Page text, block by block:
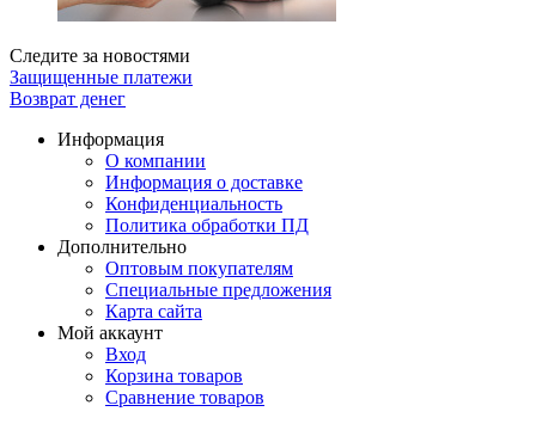
Следите за новостями
Защищенные платежи
Возврат денег
Информация
О компании
Информация о доставке
Конфиденциальность
Политика обработки ПД
Дополнительно
Оптовым покупателям
Специальные предложения
Карта сайта
Мой аккаунт
Вход
Корзина товаров
Сравнение товаров